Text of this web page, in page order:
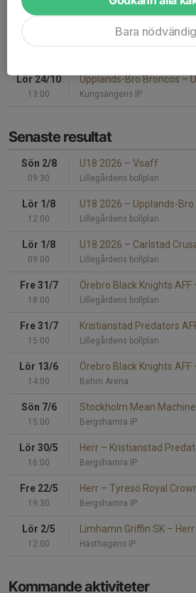
20:00 Midgårdsvallen
U18 2026–Örebro Black
Lör 24/10
13:00
Upplands-Bro Broncos–
Kungsängens IP
Senaste resultat
Sön 2/8
09:30
U18 2026 – Vsaff
Lillegårdens bollplan
Lör 1/8
12:00
U18 2026 – Upplands-
Lillegårdens bollplan
Lör 1/8
09:00
U18 2026 – Carlstad
Lillegårdens bollplan
Fre 31/7
18:00
Örebro Black Knights AFF
Lillegårdens bollplan
Fre 31/7
15:00
Kristianstad Predators
Lillegårdens bollplan
Lör 13/6
14:00
Örebro Black Knights AFF
Behrn Arena
Sön 7/6
15:00
Stockholm Mean
Bergshamra IP
Lör 30/5
16:00
Herr – Kristianstad
Bergshamra IP
Fre 22/5
19:30
Herr – Tyresö Royal
Bergshamra IP
Lör 2/5
12:00
Limhamn Griffin SK – Herr
Hästhagens IP
Kommande aktiviteter
Bara